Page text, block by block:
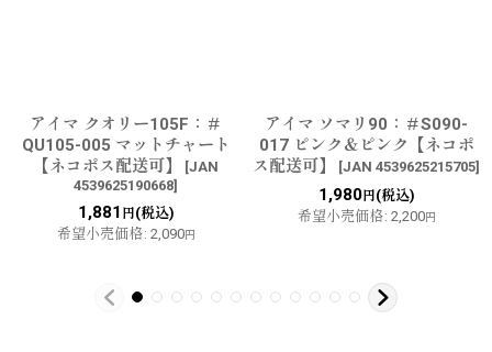
アイマ クオリー105F：＃
QU105-005 マットチャート
【ネコポス配送可】
[JAN
4539625190668]
1,881 円(税込)
希望小売価格: 2,090円
アイマ ソマリ90：＃S090-
017 ピンク＆ピンク【ネコポ
ス配送可】
[JAN 4539625215705]
1,980円(税込)
希望小売価格: 2,200円